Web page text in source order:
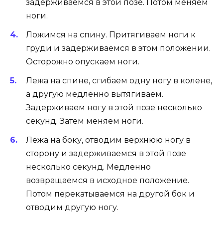
задерживаемся в этой позе. Потом меняем
ноги.
Ложимся на спину. Притягиваем ноги к
груди и задерживаемся в этом положении.
Осторожно опускаем ноги.
Лежа на спине, сгибаем одну ногу в колене,
а другую медленно вытягиваем.
Задерживаем ногу в этой позе несколько
секунд. Затем меняем ноги.
Лежа на боку, отводим верхнюю ногу в
сторону и задерживаемся в этой позе
несколько секунд. Медленно
возвращаемся в исходное положение.
Потом перекатываемся на другой бок и
отводим другую ногу.